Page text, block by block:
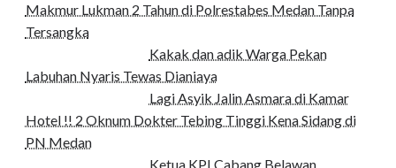
Makmur Lukman 2 Tahun di Polrestabes Medan Tanpa
Tersangka
Kakak dan adik Warga Pekan
Labuhan Nyaris Tewas Dianiaya
Lagi Asyik Jalin Asmara di Kamar
Hotel !! 2 Oknum Dokter Tebing Tinggi Kena Sidang di
PN Medan
Ketua KPI Cabang Belawan